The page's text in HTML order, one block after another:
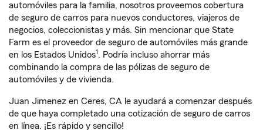
automóviles para la familia, nosotros proveemos cobertura
de seguro de carros para nuevos conductores, viajeros de
negocios, coleccionistas y más. Sin mencionar que State
Farm es el proveedor de seguro de automóviles más grande
en los Estados Unidos1. Podría incluso ahorrar más
combinando la compra de las pólizas de seguro de
automóviles y de vivienda.
Juan Jimenez en Ceres, CA le ayudará a comenzar después
de que haya completado una cotización de seguro de carros
en línea. ¡Es rápido y sencillo!